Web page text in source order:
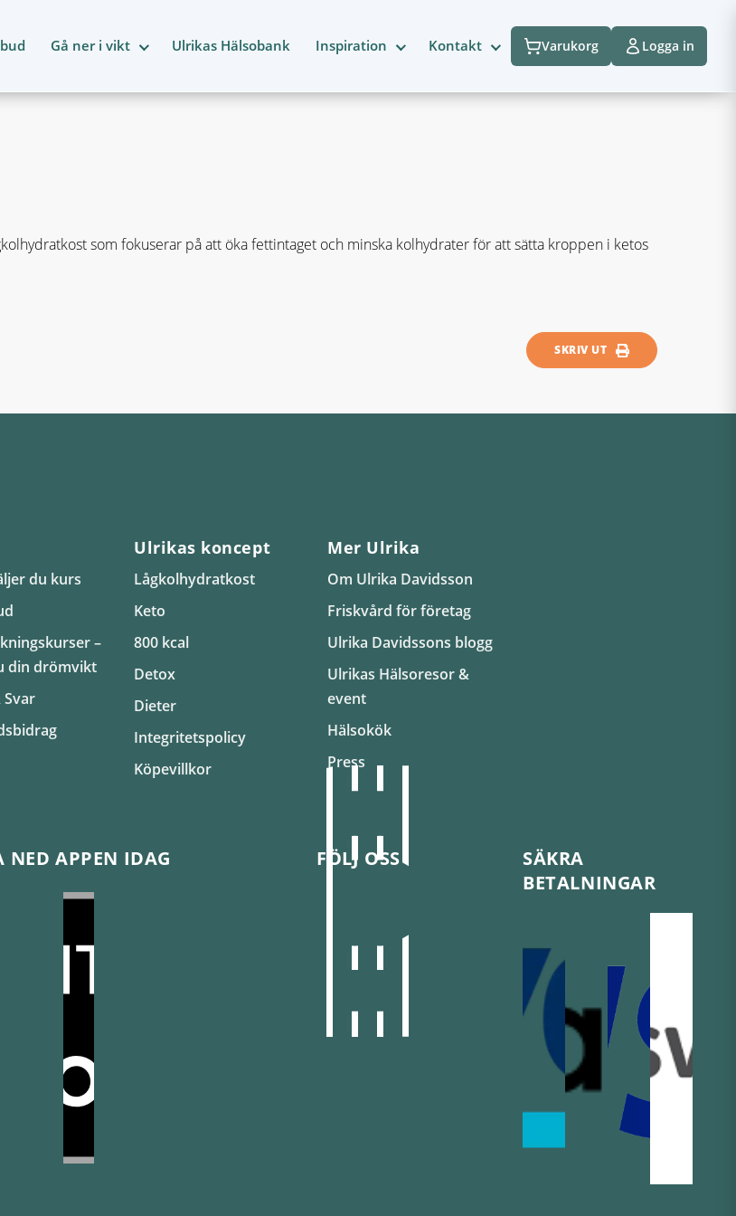
Gå ner i vikt Ulrikas Hälsobank Inspiration Kontakt Varukorg Logga in
som fokuserar på att öka fettintaget och minska kolhydrater för att sätta kroppen i ketos
SKRIV UT
du kurs
–
din drömvikt
Svar
Ulrikas koncept
Lågkolhydratkost
Keto
800 kcal
Detox
Dieter
Integritetspolicy
Köpevillkor
Mer Ulrika
Om Ulrika Davidsson
Friskvård för företag
Ulrika Davidssons blogg
Ulrikas Hälsoresor &
event
Hälsokök
Press
NED APPEN IDAG FÖLJ OSS
SÄKRA
BETALNINGAR